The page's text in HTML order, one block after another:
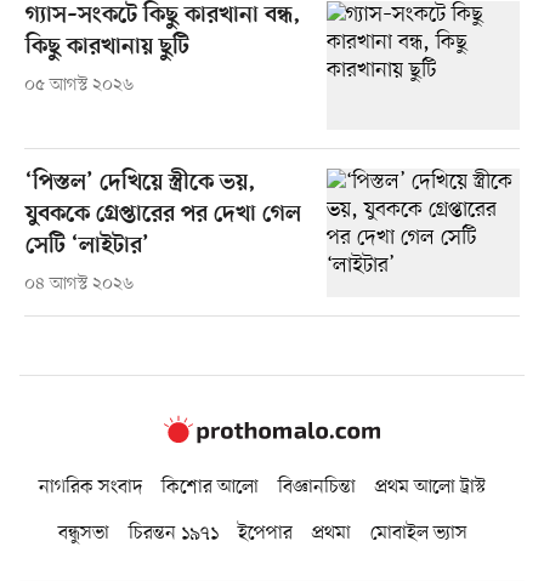
গ্যাস–সংকটে কিছু কারখানা বন্ধ,
কিছু কারখানায় ছুটি
০৫ আগস্ট ২০২৬
‘পিস্তল’ দেখিয়ে স্ত্রীকে ভয়,
যুবককে গ্রেপ্তারের পর দেখা গেল
সেটি ‘লাইটার’
০৪ আগস্ট ২০২৬
নাগরিক সংবাদ কিশোর আলো বিজ্ঞানচিন্তা
প্রথম আলো ট্রাস্ট
বন্ধুসভা
চিরন্তন ১৯৭১ ইপেপার প্রথমা মোবাইল ভ্যাস